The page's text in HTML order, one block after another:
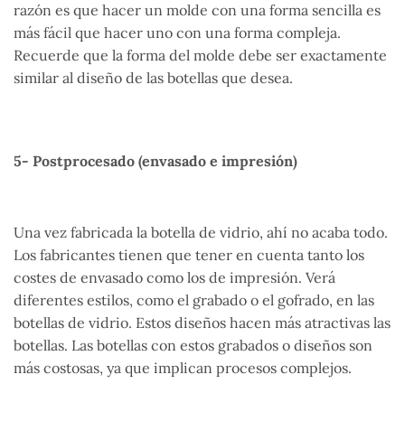
razón es que hacer un molde con una forma sencilla es
más fácil que hacer uno con una forma compleja.
Recuerde que la forma del molde debe ser exactamente
similar al diseño de las botellas que desea.
5- Postprocesado (envasado e impresión)
Una vez fabricada la botella de vidrio, ahí no acaba todo.
Los fabricantes tienen que tener en cuenta tanto los
costes de envasado como los de impresión. Verá
diferentes estilos, como el grabado o el gofrado, en las
botellas de vidrio. Estos diseños hacen más atractivas las
botellas. Las botellas con estos grabados o diseños son
más costosas, ya que implican procesos complejos.